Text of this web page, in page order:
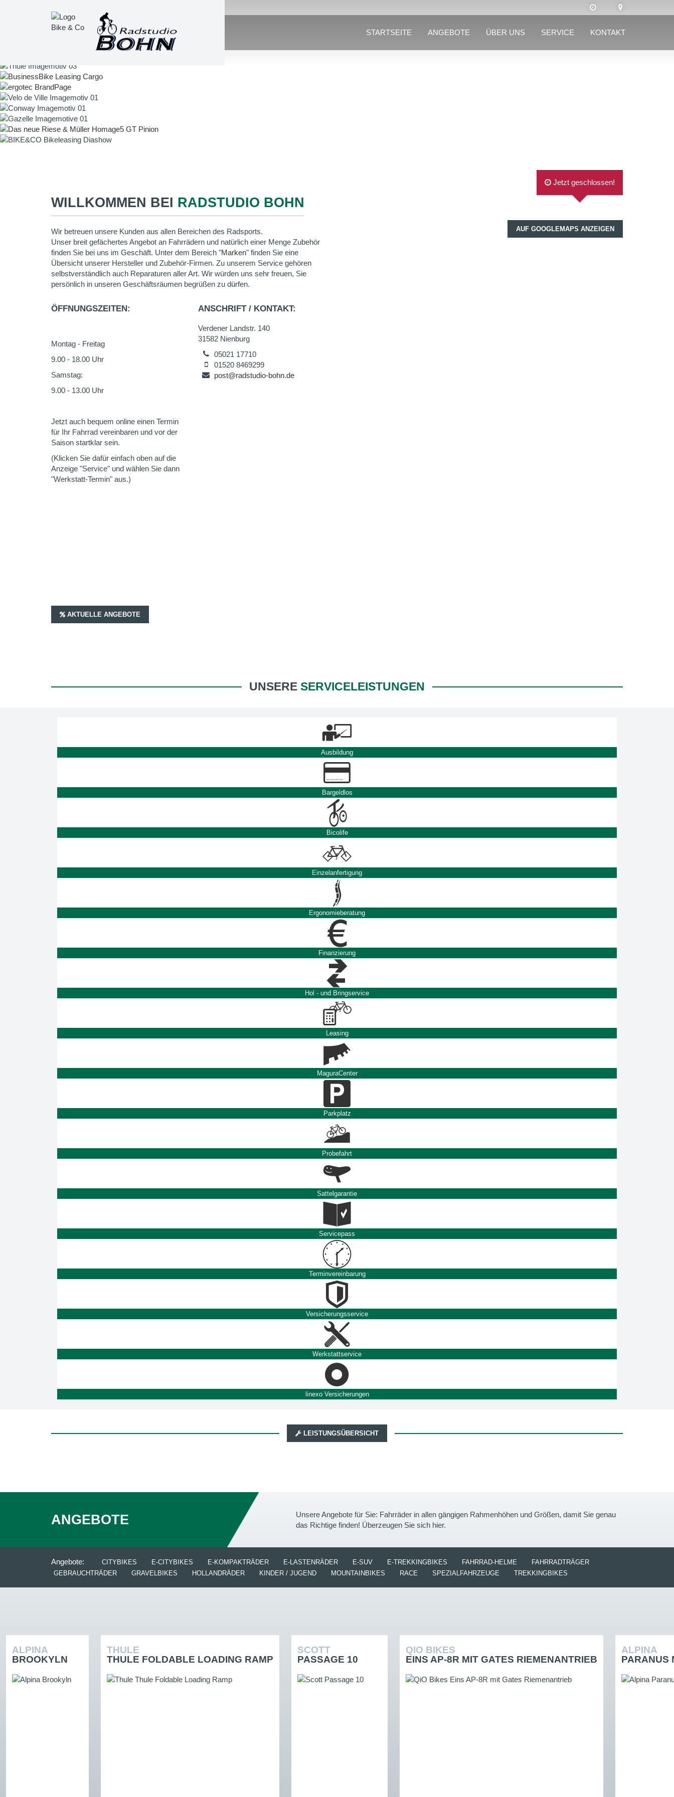
STARTSEITE ANGEBOTE ÜBER UNS SERVICE KONTAKT
WILLKOMMEN BEI RADSTUDIO BOHN
Wir betreuen unsere Kunden aus allen Bereichen des Radsports.
Unser breit gefächertes Angebot an Fahrrädern und natürlich einer Menge Zubehör
finden Sie bei uns im Geschäft. Unter dem Bereich "Marken" finden Sie eine
Übersicht unserer Hersteller und Zubehör-Firmen. Zu unserem Service gehören
selbstverständlich auch Reparaturen aller Art. Wir würden uns sehr freuen, Sie
persönlich in unseren Geschäftsräumen begrüßen zu dürfen.
ÖFFNUNGSZEITEN:
Montag - Freitag
9.00 - 18.00 Uhr
Samstag:
9.00 - 13.00 Uhr
Jetzt auch bequem online einen Termin
für Ihr Fahrrad vereinbaren und vor der
Saison startklar sein.
(Klicken Sie dafür einfach oben auf die
Anzeige "Service" und wählen Sie dann
"Werkstatt-Termin" aus.)
ANSCHRIFT / KONTAKT:
Verdener Landstr. 140
31582 Nienburg
05021 17710
01520 8469299
post@radstudio-bohn.de
AUF GOOGLEMAPS ANZEIGEN
Jetzt geschlossen!
AKTUELLE ANGEBOTE
UNSERE SERVICELEISTUNGEN
Ausbildung
Bargeldlos
Bicolife
Einzelanfertigung
Ergonomieberatung
Finanzierung
Hol - und Bringservice
Leasing
MaguraCenter
Parkplatz
Probefahrt
Sattelgarantie
Servicepass
Terminvereinbarung
Versicherungsservice
Werkstattservice
linexo Versicherungen
LEISTUNGSÜBERSICHT
ANGEBOTE
Unsere Angebote für Sie: Fahrräder in allen gängigen Rahmenhöhen und Größen, damit Sie genau
das Richtige finden! Überzeugen Sie sich hier.
Angebote: CITYBIKES E-CITYBIKES E-KOMPAKTRÄDER E-LASTENRÄDER E-SUV E-TREKKINGBIKES FAHRRAD-HELME
FAHRRADTRÄGER
GEBRAUCHTRÄDER
GRAVELBIKES HOLLANDRÄDER KINDER / JUGEND MOUNTAINBIKES RACE SPEZIALFAHRZEUGE TREKKINGBIKES
ALPINA
BROOKYLN
THULE
THULE FOLDABLE LOADING RAMP
SCOTT
PASSAGE 10
QIO BIKES
EINS AP-8R MIT GATES RIEMENANTRIEB
ALPINA
PARANUS